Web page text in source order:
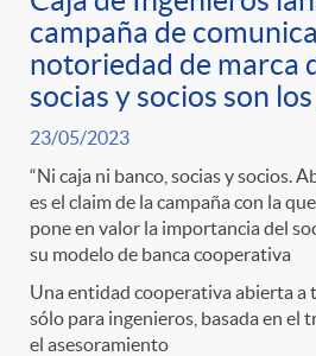
e
g
o
r
i
campaña de
notoriedad de marca
socias y socios son
23/05/2023
“Ni caja ni banco, socias y socios.
es el claim de la campaña con la
pone en valor la importancia del
su modelo de banca cooperativa
Una entidad cooperativa abierta a
sólo para ingenieros, basada en el
el asesoramiento